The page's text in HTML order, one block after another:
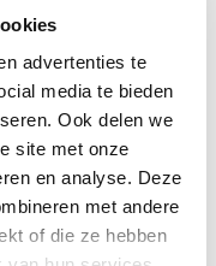
advertenties te
media te bieden
Ook delen we
site met onze
en analyse. Deze
met andere
of die ze hebben